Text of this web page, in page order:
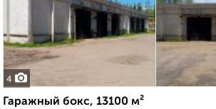
4
Гаражный бокс, 13100 м²